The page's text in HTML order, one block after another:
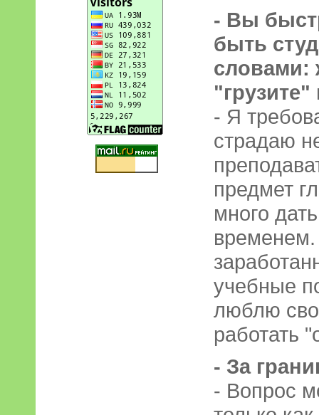
- Вы
быть
словами:
- Я
страдаю
предмет
много
учебные
люблю
работать
- За
- Вопрос